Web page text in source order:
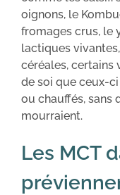
oignons, le
fromages crus, le
lactiques
céréales, certains
de soi que ceux-
ou chauffés, sans
mourraient.
Les MCT